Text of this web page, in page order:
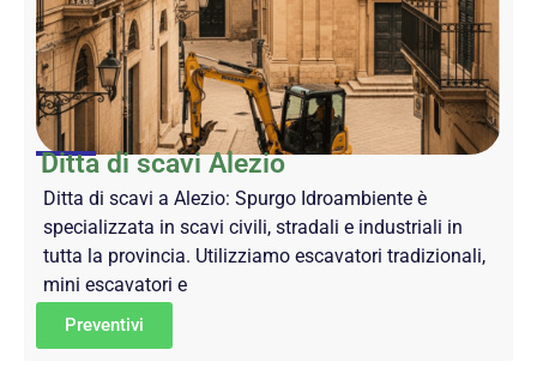
Ditta di scavi Alezio
Ditta di scavi a Alezio: Spurgo Idroambiente è
specializzata in scavi civili, stradali e industriali in
tutta la provincia. Utilizziamo escavatori tradizionali,
mini escavatori e
Preventivi